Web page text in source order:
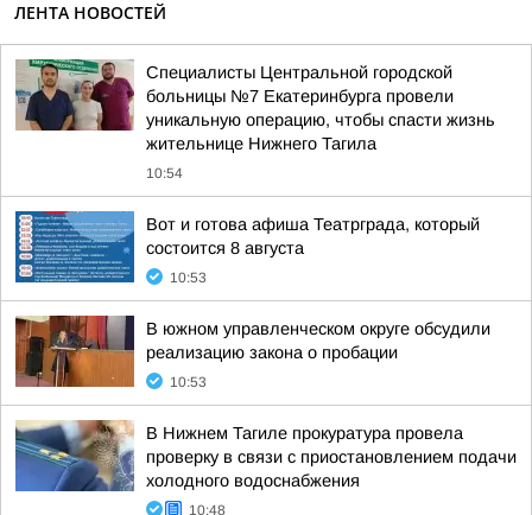
ЛЕНТА НОВОСТЕЙ
Специалисты Центральной городской
больницы №7 Екатеринбурга провели
уникальную операцию, чтобы спасти жизнь
жительнице Нижнего Тагила
10:54
Вот и готова афиша Театрграда, который
состоится 8 августа
10:53
В южном управленческом округе обсудили
реализацию закона о пробации
10:53
В Нижнем Тагиле прокуратура провела
проверку в связи с приостановлением подачи
холодного водоснабжения
10:48